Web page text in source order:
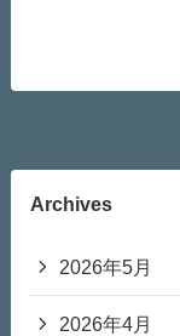
Archives
2026年5月
2026年4月